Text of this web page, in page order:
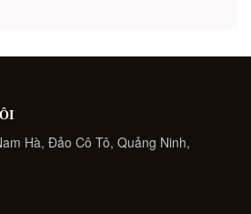
Hà, Đảo Cô Tô, Quảng Ninh,